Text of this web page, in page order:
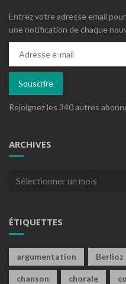
Entrez votre adresse email
une notification de chaque
mail
Souscrire
Rejoignez les 340 autres
ARCHIVES
Archives
ÉTIQUETTES
argumentation Berlioz
chanson chorale